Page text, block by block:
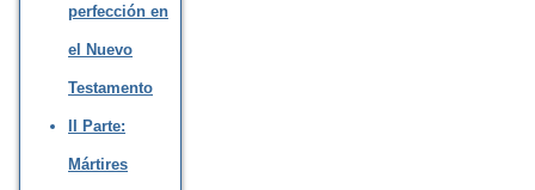
perfección en
el Nuevo
Testamento
II Parte:
Mártires